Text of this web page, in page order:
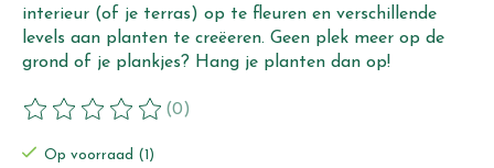
interieur (of je terras) op te fleuren en verschillende
levels aan planten te creëeren. Geen plek meer op de
grond of je plankjes? Hang je planten dan op!
De beoordeling van dit product is
(0)
Op voorraad (1)